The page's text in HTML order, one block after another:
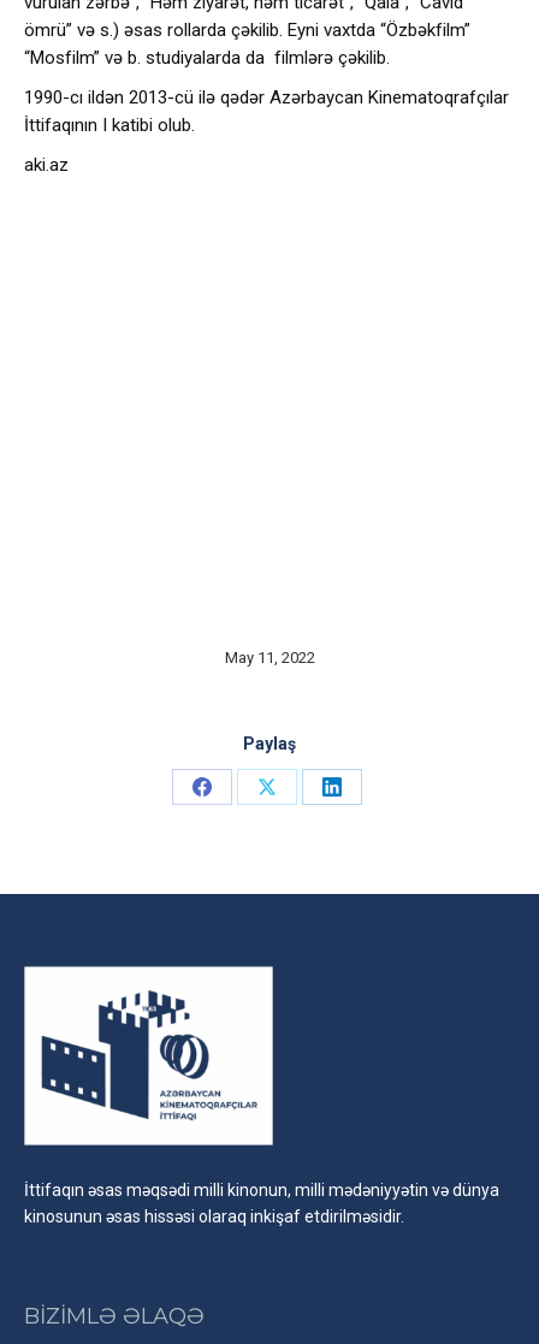
ömrü” və s.) əsas rollarda çəkilib. Eyni vaxtda “Özbəkfilm”
“Mosfilm” və b. studiyalarda da filmlərə çəkilib.
1990-cı ildən 2013-cü ilə qədər Azərbaycan Kinematoqrafçılar
İttifaqının I katibi olub.
aki.az
May 11, 2022
Paylaş
Share
Share
Share
İttifaqın əsas məqsədi milli kinonun, milli mədəniyyətin və dünya
kinosunun əsas hissəsi olaraq inkişaf etdirilməsidir.
BİZİMLƏ ƏLAQƏ